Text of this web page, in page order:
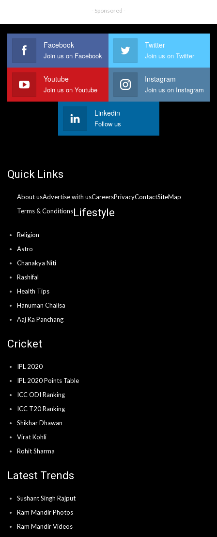
- Sponsored -
Facebook
Join us on Facebook
Twitter
Join us on Twitter
Youtube
Join us on Youtube
Instagram
Join us on Instagram
Linkedin
Follow us
Quick Links
About usAdvertise with usCareersPrivacyContactSiteMap
Terms & ConditionsLifestyle
Religion
Astro
Chanakya Niti
Rashifal
Health Tips
Hanuman Chalisa
Aaj Ka Panchang
Cricket
IPL 2020
IPL 2020 Points Table
ICC ODI Ranking
ICC T20 Ranking
Shikhar Dhawan
Virat Kohli
Rohit Sharma
Latest Trends
Sushant Singh Rajput
Ram Mandir Photos
Ram Mandir Videos